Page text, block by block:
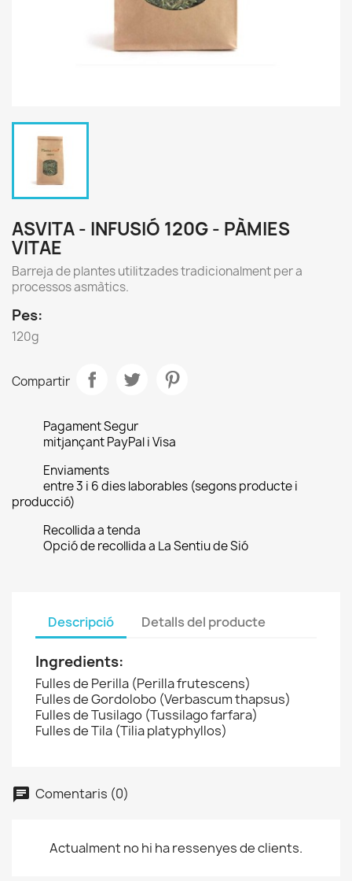
Connectar-se
ASVITA - INFUSIÓ 120G - PÀMIES
VITAE
Barreja de plantes utilitzades tradicionalment per a
processos asmàtics.
Pes:
120g
Compartir
Pagament Segur
mitjançant PayPal i Visa
Enviaments
entre 3 i 6 dies laborables (segons producte i
producció)
Recollida a tenda
Opció de recollida a La Sentiu de Sió
Descripció Detalls del producte
Ingredients:
Fulles de Perilla (Perilla frutescens)
Fulles de Gordolobo (Verbascum thapsus)
Fulles de Tusilago (Tussilago farfara)
Fulles de Tila (Tilia platyphyllos)
Comentaris (0)
Actualment no hi ha ressenyes de clients.